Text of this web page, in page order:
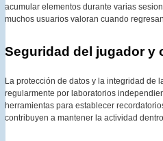
acumular elementos durante varias
muchos usuarios valoran cuando
Seguridad del jugador y
La protección de datos y la integridad de
regularmente por laboratorios
herramientas para establecer
contribuyen a mantener la actividad